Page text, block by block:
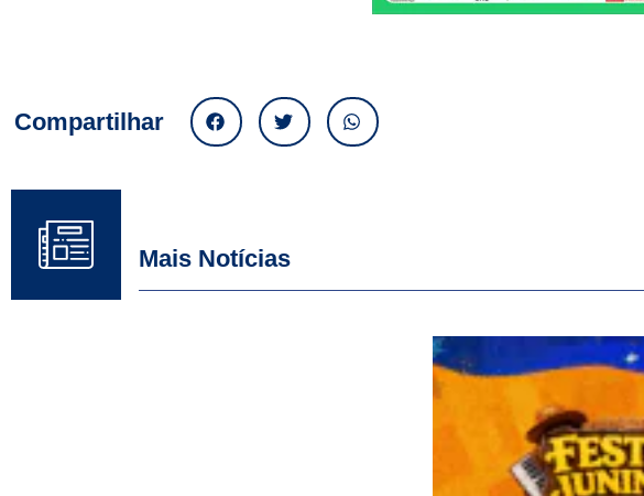
Compartilhar
Mais Notícias